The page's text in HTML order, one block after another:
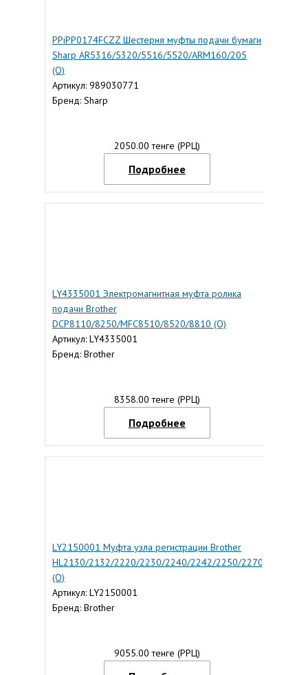
PPiPP0174FCZZ Шестерня муфты подачи бумаги
Sharp AR5316/5320/5516/5520/ARM160/205
(O)
Артикул: 989030771
Бренд: Sharp
2050.00 тенге (РРЦ)
Подробнее
LY4335001 Электромагнитная муфта ролика
подачи Brother
DCP8110/8250/MFC8510/8520/8810 (O)
Артикул: LY4335001
Бренд: Brother
8358.00 тенге (РРЦ)
Подробнее
LY2150001 Муфта узла регистрации Brother
HL2130/2132/2220/2230/2240/2242/2250/2270
(О)
Артикул: LY2150001
Бренд: Brother
9055.00 тенге (РРЦ)